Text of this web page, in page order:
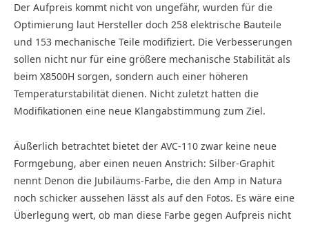
Der Aufpreis kommt nicht von ungefähr, wurden für die
Optimierung laut Hersteller doch 258 elek­trische Bauteile
und 153 mechanische Teile modifiziert. Die Verbesserungen
sollen nicht nur für eine größere mechanische Stabilität als
beim X8500H sorgen, sondern auch einer höheren
Temperaturstabilität dienen. Nicht zuletzt hatten die
Modifikationen eine neue Klangabstimmung zum Ziel.
Äußerlich betrachtet bietet der AVC-110 zwar keine neue
Formgebung, aber einen neuen Anstrich: Silber-Graphit
nennt Denon die Jubiläums-Farbe, die den Amp in Natura
noch schicker aussehen lässt als auf den Fotos. Es wäre eine
Überlegung wert, ob man diese Farbe gegen Aufpreis nicht